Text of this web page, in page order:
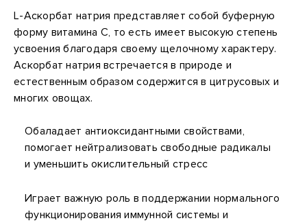
L-Аскорбат натрия представляет собой буферную
форму витамина С, то есть имеет высокую степень
усвоения благодаря своему щелочному характеру.
Аскорбат натрия встречается в природе и
естественным образом содержится в цитрусовых и
многих овощах.
Обаладает антиоксидантными свойствами,
помогает нейтрализовать свободные радикалы
и уменьшить окислительный стресс
Играет важную роль в поддержании нормального
функционирования иммунной системы и